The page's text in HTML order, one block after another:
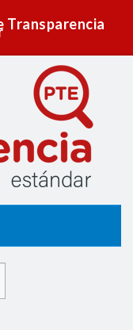
Transparencia